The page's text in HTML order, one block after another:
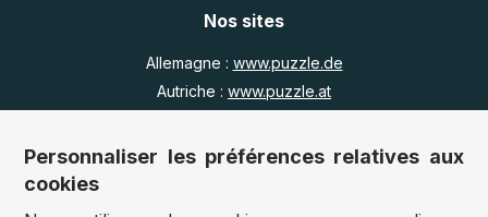
Nos sites
Allemagne : www.puzzle.de
Autriche : www.puzzle.at
Royaume Uni :
www.jigsawpuzzle.co.uk
Personnaliser les préférences relatives aux
cookies